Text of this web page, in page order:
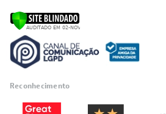
Reconhecimento